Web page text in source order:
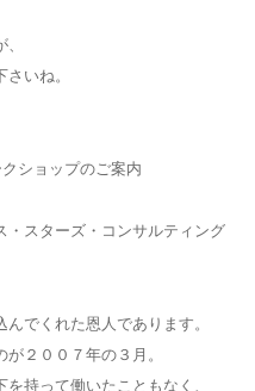
いね。
ョップのご案内
スターズ・コンサルティング
でくれた恩人であります。
２００７年の３月。
持って働いたこともなく、